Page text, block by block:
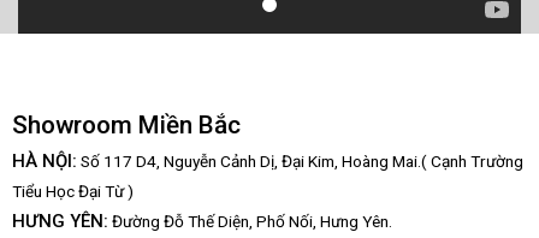
Showroom Miền Bắc
HÀ NỘI: Số 117 D4, Nguyễn Cảnh Dị, Đại Kim, Hoàng Mai.( Cạnh Trường
Tiểu Học Đại Từ )
HƯNG YÊN: Đường Đỗ Thế Diện, Phố Nối, Hưng Yên.